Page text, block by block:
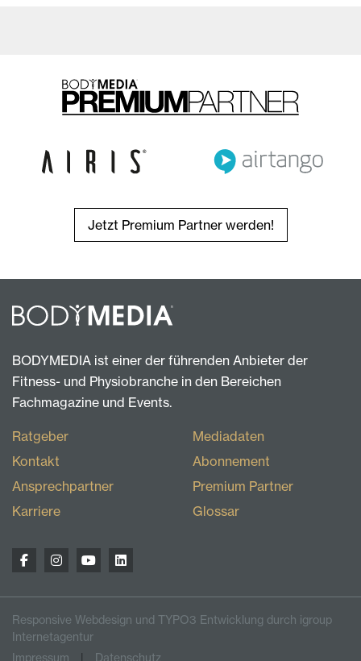
Jetzt Premium Partner werden!
BODYMEDIA ist einer der führenden Anbieter der
Fitness- und Physiobranche in den Bereichen
Fachmagazine und Events.
Ratgeber
Kontakt
Ansprechpartner
Karriere
Mediadaten
Abonnement
Premium Partner
Glossar
Responsive Webdesign und TYPO3 Entwicklung durch igroup
Internetagentur
Impressum
Datenschutz